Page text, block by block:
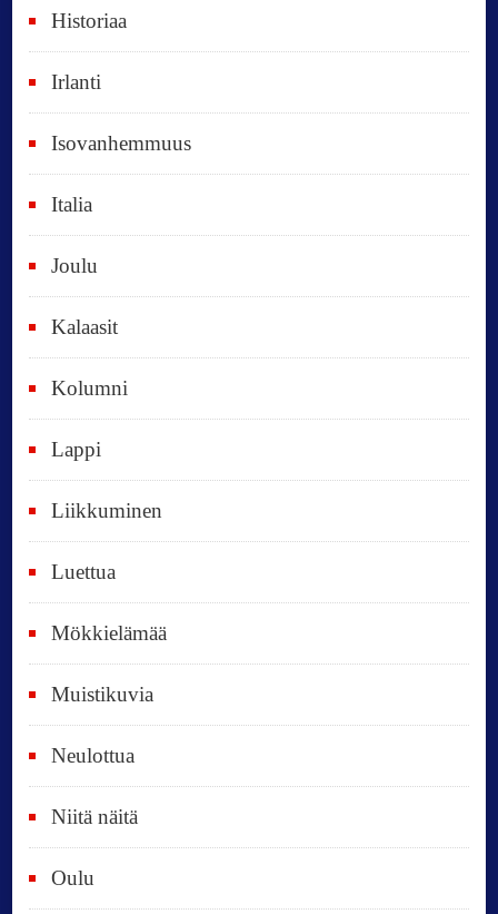
u
o
e
t
,
i
k
i
p
ä
ä
t
Historiaa
Irlanti
Isovanhemmuus
Italia
Joulu
Kalaasit
Kolumni
Lappi
Liikkuminen
Luettua
Mökkielämää
Muistikuvia
Neulottua
Niitä näitä
Oulu